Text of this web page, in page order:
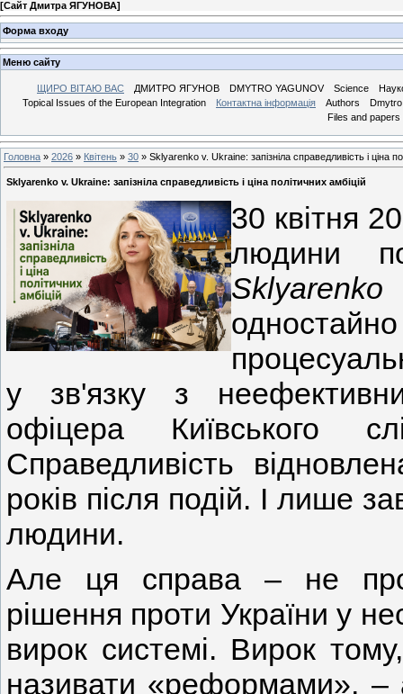
[Сайт Дмитра ЯГУНОВА]
Форма входу
Меню сайту
ЩИРО ВІТАЮ ВАС ДМИТРО ЯГУНОВ DMYTRO YAGUNOV Science
Topical Issues of the European Integration
Контактна інформація Authors
Files and papers
Головна » 2026 » Квітень » 30 » Sklyarenko v. Ukraine: запізніла справедливість і ціна
Sklyarenko v. Ukraine: запізніла справедливість і ціна політичних амбіцій
30 квітня
людини
у зв'язку з
офіцера Київського
Справедливість
років після подій. І лише
людини.
Але ця справа – не
рішення проти України у
вирок системі. Вирок
називати «реформами»,